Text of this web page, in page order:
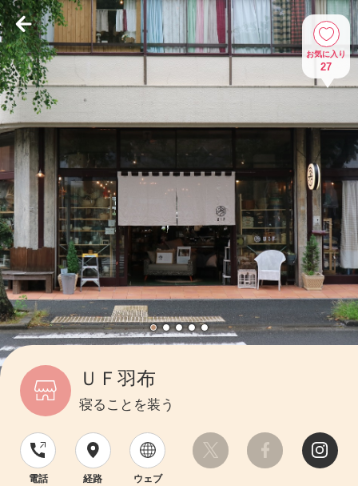
お気に入り
27
ＵＦ羽布
寝ることを装う
電話 経路 ウェブ